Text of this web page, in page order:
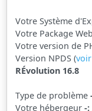
Votre Système
Votre Package
Votre version de
Version NPDS (
RÉvolution 16.8
Type de problème
Votre hébergeur-: